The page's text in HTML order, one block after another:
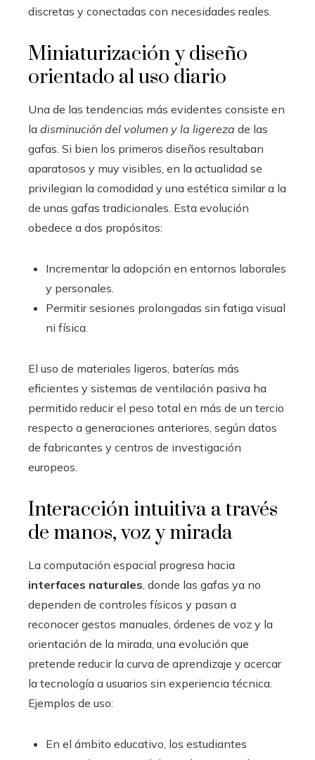
discretas y conectadas con necesidades reales.
Miniaturización y diseño
orientado al uso diario
Una de las tendencias más evidentes consiste en
la disminución del volumen y la ligereza de las
gafas. Si bien los primeros diseños resultaban
aparatosos y muy visibles, en la actualidad se
privilegian la comodidad y una estética similar a la
de unas gafas tradicionales. Esta evolución
obedece a dos propósitos:
Incrementar la adopción en entornos laborales
y personales.
Permitir sesiones prolongadas sin fatiga visual
ni física.
El uso de materiales ligeros, baterías más
eficientes y sistemas de ventilación pasiva ha
permitido reducir el peso total en más de un tercio
respecto a generaciones anteriores, según datos
de fabricantes y centros de investigación
europeos.
Interacción intuitiva a través
de manos, voz y mirada
La computación espacial progresa hacia
interfaces naturales, donde las gafas ya no
dependen de controles físicos y pasan a
reconocer gestos manuales, órdenes de voz y la
orientación de la mirada, una evolución que
pretende reducir la curva de aprendizaje y acercar
la tecnología a usuarios sin experiencia técnica.
Ejemplos de uso:
En el ámbito educativo, los estudiantes